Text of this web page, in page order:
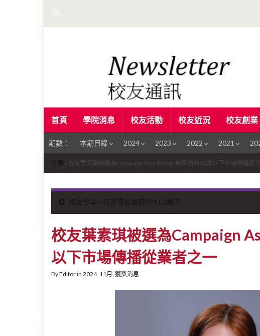
首頁 學院消息 校友活動 校友近況 校友創業
期數： 本期目錄 2024 2023 2022 2021
首頁 » 校友葉素琪被選為Campaign Asia-Pacific最傑出的40歲以下市場傳播從
校友分享—商業電台雷霆881 DJ葉子
校友葉素琪被選為Campaign
以下市場傳播從業者之一
ByEditorin 2024_11月 , 獲獎消息